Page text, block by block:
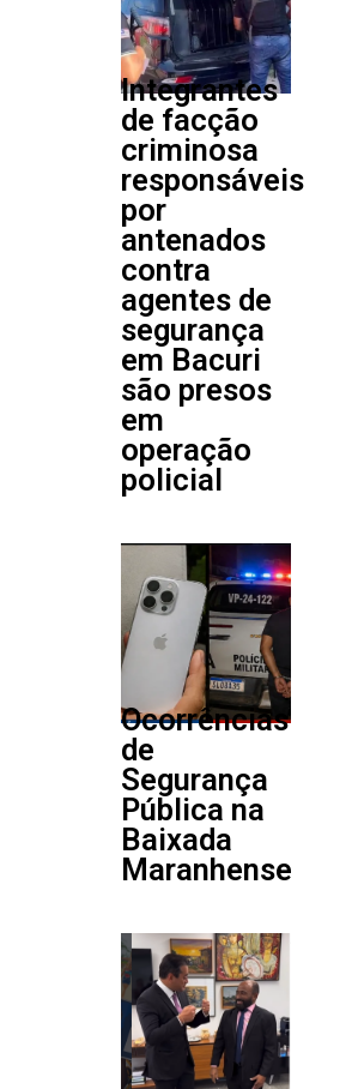
Integrantes
de facção
criminosa
responsáveis
por
antenados
contra
agentes de
segurança
em Bacuri
são presos
em
operação
policial
Ocorrências
de
Segurança
Pública na
Baixada
Maranhense